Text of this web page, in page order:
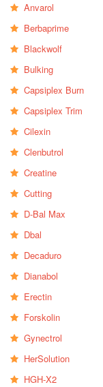
Anvarol
Berbaprime
Blackwolf
Bulking
Capsiplex Burn
Capsiplex Trim
Cilexin
Clenbutrol
Creatine
Cutting
D-Bal Max
Dbal
Decaduro
Dianabol
Erectin
Forskolin
Gynectrol
HerSolution
HGH-X2